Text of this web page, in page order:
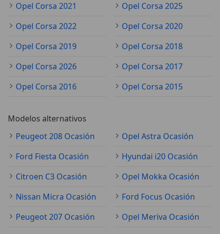
Opel Corsa 2021
Opel Corsa 2025
Opel Corsa 2022
Opel Corsa 2020
Opel Corsa 2019
Opel Corsa 2018
Opel Corsa 2026
Opel Corsa 2017
Opel Corsa 2016
Opel Corsa 2015
Modelos alternativos
Peugeot 208 Ocasión
Opel Astra Ocasión
Ford Fiesta Ocasión
Hyundai i20 Ocasión
Citroen C3 Ocasión
Opel Mokka Ocasión
Nissan Micra Ocasión
Ford Focus Ocasión
Peugeot 207 Ocasión
Opel Meriva Ocasión